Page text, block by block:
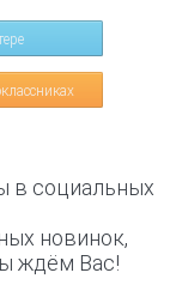
в социальных
новинок,
ждём Вас!